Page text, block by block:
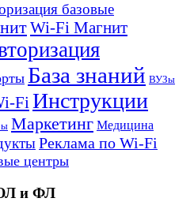
базовые
Wi-Fi Магнит
База знаний ВУЗы
FiИнструкции
Маркетинг Медицина
Реклама по Wi-Fi
центры
и ФЛ